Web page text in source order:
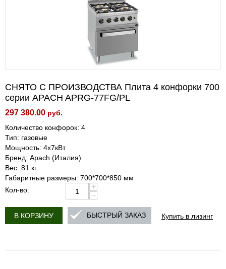
СНЯТО С ПРОИЗВОДСТВА Плита 4 конфорки 700
серии APACH APRG-77FG/PL
297 380.00 руб.
Количество конфорок: 4
Тип: газовые
Мощность: 4х7кВт
Бренд: Apach (Италия)
Вес: 81 кг
Габаритные размеры: 700*700*850 мм
Кол-во:
+
−
В КОРЗИНУ Купить в лизинг
БЫСТРЫЙ ЗАКАЗ